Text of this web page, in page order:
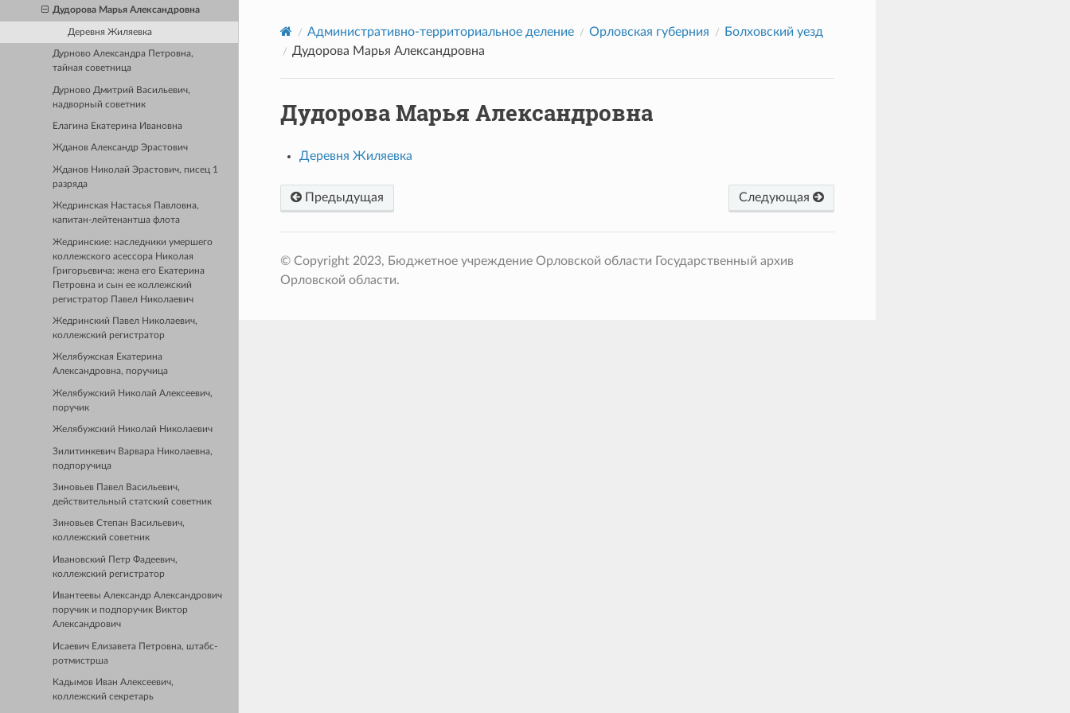
Дудорова Марья Александровна
Деревня Жиляевка
Дурново Александра Петровна,
тайная советница
Дурново Дмитрий Васильевич,
надворный советник
Елагина Екатерина Ивановна
Жданов Александр Эрастович
Жданов Николай Эрастович, писец 1
разряда
Жедринская Настасья Павловна,
капитан-лейтенантша флота
Жедринские: наследники умершего
коллежского асессора Николая
Григорьевича: жена его Екатерина
Петровна и сын ее коллежский
регистратор Павел Николаевич
Жедринский Павел Николаевич,
коллежский регистратор
Желябужская Екатерина
Александровна, поручица
Желябужский Николай Алексеевич,
поручик
Желябужский Николай Николаевич
Зилитинкевич Варвара Николаевна,
подпоручица
Зиновьев Павел Васильевич,
действительный статский советник
Зиновьев Степан Васильевич,
коллежский советник
Ивановский Петр Фадеевич,
коллежский регистратор
Ивантеевы Александр Александрович
поручик и подпоручик Виктор
Александрович
Исаевич Елизавета Петровна, штабс-
ротмистрша
Кадымов Иван Алексеевич,
коллежский секретарь
Административно-территориальное деление Орловская губерния
Болховский уезд
Дудорова Марья Александровна
Дудорова Марья Александровна
Деревня Жиляевка
Предыдущая Следующая
© Copyright 2023, Бюджетное учреждение Орловской области Государственный архив
Орловской области.